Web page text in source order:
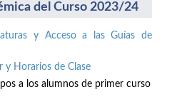
del Curso 2023/24
y Acceso a las Guías de
y Horarios de Clase
a los alumnos de primer curso